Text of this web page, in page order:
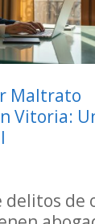
Maltrato
Vitoria: